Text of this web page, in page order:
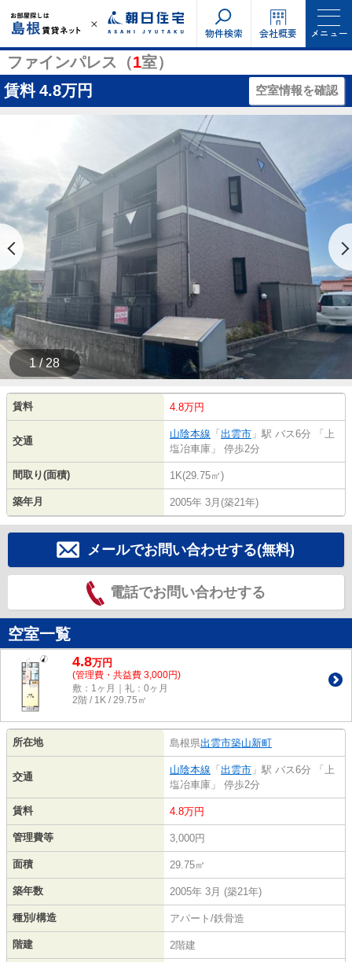
物件検索 会社概要 メニュー
ファインパレス（1室）
賃料 4.8万円 空室情報を確認
1 / 28
賃料 4.8万円
交通
山陰本線 「 出雲市 」駅 バス6分 「上
塩冶車庫」 停歩2分
間取り(面積) 1K(29.75㎡)
築年月 2005年 3月(築21年)
メールでお問い合わせする(無料)
電話でお問い合わせする
空室一覧
4.8万円
(管理費・共益費 3,000円)
敷：1ヶ月｜礼：0ヶ月
2階 / 1K / 29.75㎡
所在地 島根県出雲市築山新町
交通
山陰本線 「 出雲市 」駅 バス6分 「上
塩冶車庫」 停歩2分
賃料 4.8万円
管理費等 3,000円
面積 29.75㎡
築年数 2005年 3月 (築21年)
種別/構造 アパート/鉄骨造
階建 2階建